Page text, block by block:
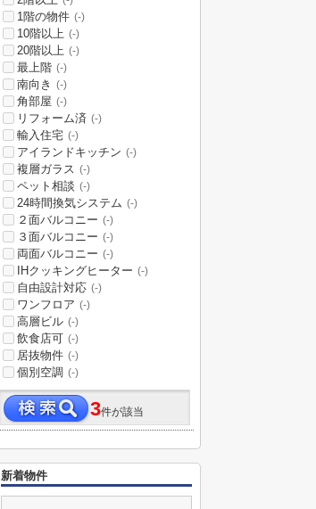
1階の物件 (-)
10階以上 (-)
20階以上 (-)
最上階 (-)
南向き (-)
角部屋 (-)
リフォーム済 (-)
輸入住宅 (-)
アイランドキッチン (-)
複層ガラス (-)
ペット相談 (-)
24時間換気システム (-)
２面バルコニー (-)
３面バルコニー (-)
両面バルコニー (-)
IHクッキングヒーター (-)
自由設計対応 (-)
ワンフロア (-)
高層ビル (-)
飲食店可 (-)
居抜物件 (-)
個別空調 (-)
3件が該当
新着物件